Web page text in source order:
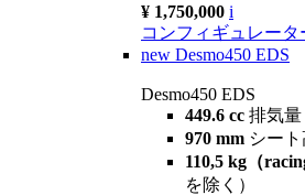
¥ 1,750,000 i
コンフィギュレータ
new Desmo450 EDS
Desmo450 EDS
449.6 cc 排気量
970 mm シート
110,5 kg（
を除く）